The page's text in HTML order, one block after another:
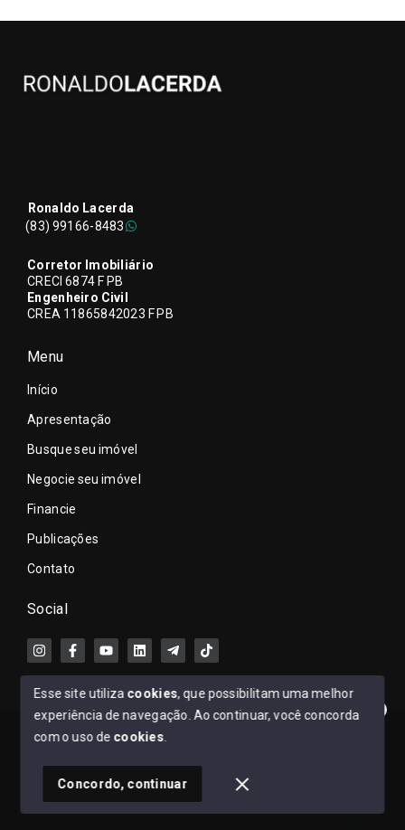
Clique aqui e fale comigo no WhatsApp.
Ronaldo Lacerda
(83) 99166-8483
Corretor Imobiliário
CRECI 6874 F PB
Engenheiro Civil
CREA 11865842023 F PB
Menu
Início
Apresentação
Busque seu imóvel
Negocie seu imóvel
Financie
Publicações
Contato
Social
© Copyright 2026 - Ronaldo Lacerda - Todos os direitos
SITE PARA IMOBILIARIA
Esse site utiliza cookies, que possibilitam uma melhor
experiência de navegação. Ao continuar, você concorda
com o uso de cookies
Concordo, continuar